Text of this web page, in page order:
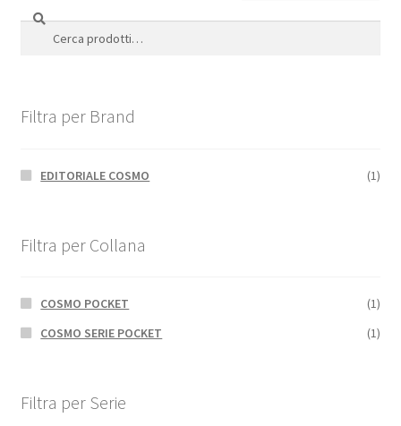
Cerca:
Cerca
Filtra per Brand
EDITORIALE COSMO (1)
Filtra per Collana
COSMO POCKET
(1)
COSMO SERIE POCKET
(1)
Filtra per Serie